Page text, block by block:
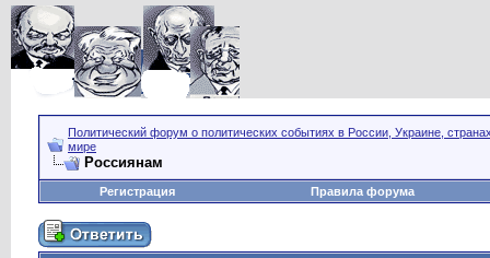
Политический форум о политических событиях в России, Украине,
мире
Россиянам
Регистрация Правила форума